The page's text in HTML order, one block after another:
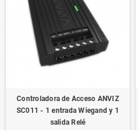
Controladora de Acceso ANVIZ
SC011 - 1 entrada Wiegand y 1
salida Relé